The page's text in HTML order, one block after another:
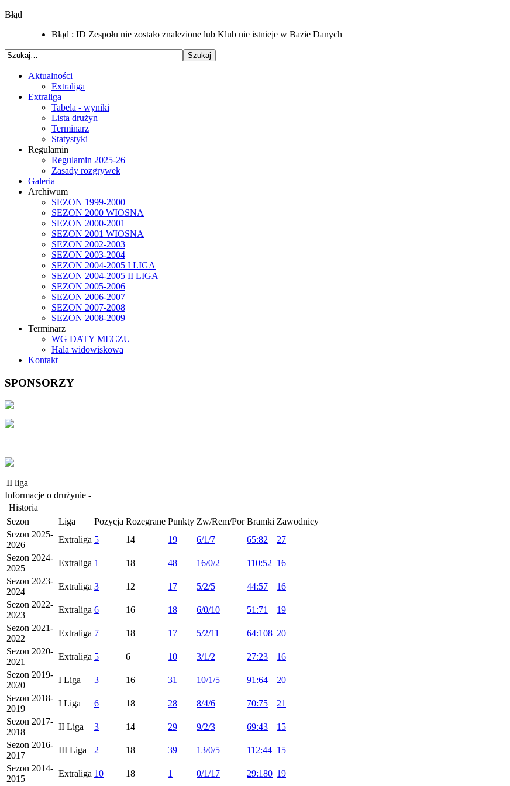
Błąd
Błąd : ID Zespołu nie zostało znalezione lub Klub nie istnieje w Bazie Danych
Aktualności
Extraliga
Extraliga
Tabela - wyniki
Lista drużyn
Terminarz
Statystyki
Regulamin
Regulamin 2025-26
Zasady rozgrywek
Galeria
Archiwum
SEZON 1999-2000
SEZON 2000 WIOSNA
SEZON 2000-2001
SEZON 2001 WIOSNA
SEZON 2002-2003
SEZON 2003-2004
SEZON 2004-2005 I LIGA
SEZON 2004-2005 II LIGA
SEZON 2005-2006
SEZON 2006-2007
SEZON 2007-2008
SEZON 2008-2009
Terminarz
WG DATY MECZU
Hala widowiskowa
Kontakt
SPONSORZY
II liga
Informacje o drużynie -
Historia
Sezon
Liga Pozycja Rozegrane Punkty Zw/Rem/Por Bramki Zawodnicy
Sezon 2025-
2026
Extraliga 5 14 19 6/1/7 65:82
27
Sezon 2024-
2025
Extraliga 1 18 48 16/0/2 110:52 16
Sezon 2023-
2024
Extraliga 3 12 17 5/2/5 44:57
16
Sezon 2022-
2023
Extraliga 6 16 18 6/0/10 51:71
19
Sezon 2021-
2022
Extraliga 7 18 17 5/2/11 64:108 20
Sezon 2020-
2021
Extraliga 5 6 10 3/1/2 27:23
16
Sezon 2019-
2020
I Liga 3 16 31 10/1/5 91:64
20
Sezon 2018-
2019
I Liga 6 18 28 8/4/6 70:75
21
Sezon 2017-
2018
II Liga 3 14 29 9/2/3 69:43
15
Sezon 2016-
2017
III Liga 2 18 39 13/0/5 112:44 15
Sezon 2014-
2015
Extraliga 10 18 1 0/1/17 29:180 19